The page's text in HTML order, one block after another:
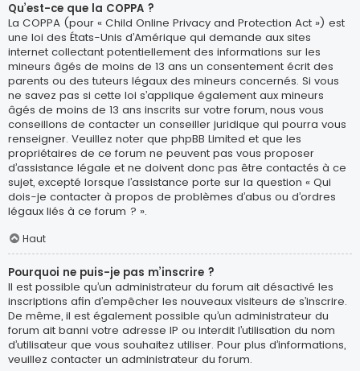
Qu’est-ce que la COPPA ?
La COPPA (pour « Child Online Privacy and Protection Act ») est
une loi des États-Unis d’Amérique qui demande aux sites
internet collectant potentiellement des informations sur les
mineurs âgés de moins de 13 ans un consentement écrit des
parents ou des tuteurs légaux des mineurs concernés. Si vous
ne savez pas si cette loi s’applique également aux mineurs
âgés de moins de 13 ans inscrits sur votre forum, nous vous
conseillons de contacter un conseiller juridique qui pourra vous
renseigner. Veuillez noter que phpBB Limited et que les
propriétaires de ce forum ne peuvent pas vous proposer
d’assistance légale et ne doivent donc pas être contactés à ce
sujet, excepté lorsque l’assistance porte sur la question « Qui
dois-je contacter à propos de problèmes d’abus ou d’ordres
légaux liés à ce forum ? ».
Haut
Pourquoi ne puis-je pas m’inscrire ?
Il est possible qu’un administrateur du forum ait désactivé les
inscriptions afin d’empêcher les nouveaux visiteurs de s’inscrire.
De même, il est également possible qu’un administrateur du
forum ait banni votre adresse IP ou interdit l’utilisation du nom
d’utilisateur que vous souhaitez utiliser. Pour plus d’informations,
veuillez contacter un administrateur du forum.